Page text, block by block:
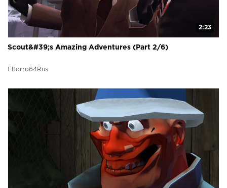
2:23
Scout&#39;s Amazing Adventures (Part 2/6)
Eltorro64Rus